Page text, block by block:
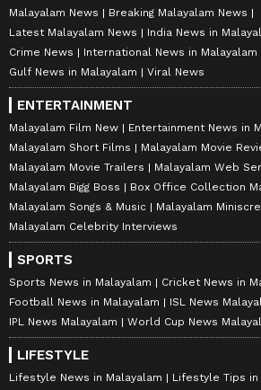
Malayalam News
Breaking Malayalam News
Latest Malayalam News
India News in
Crime News
International News in Malayalam
Gulf News in Malayalam
Viral News
ENTERTAINMENT
Malayalam Film New
Entertainment News in
Malayalam Short Films
Malayalam Movie
Malayalam Movie Trailers
Malayalam Web
Malayalam Bigg Boss
Box Office Collection
Malayalam Songs & Music
Malayalam
Malayalam Celebrity Interviews
SPORTS
Sports News in Malayalam
Cricket News in
Football News in Malayalam
ISL News
IPL News Malayalam
World Cup News
LIFESTYLE
Lifestyle News in Malayalam
Lifestyle Tips in